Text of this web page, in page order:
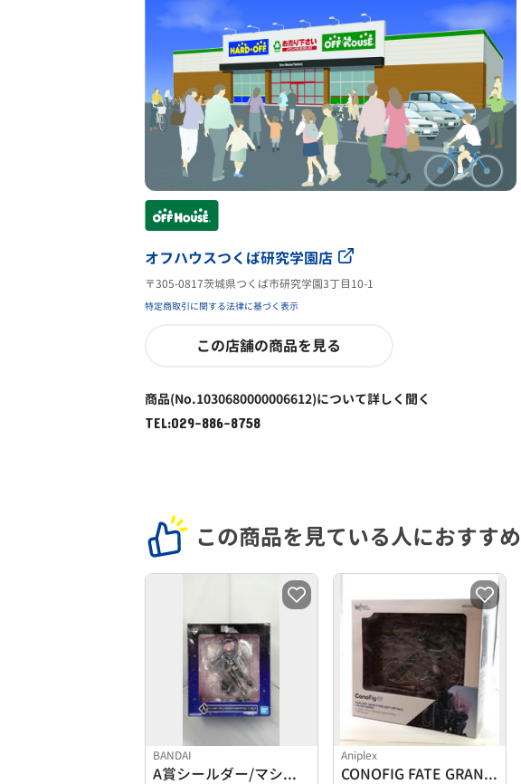
オフハウスつくば研究学園店
〒305-0817茨城県つくば市研究学園3丁目10-1
特定商取引に関する法律に基づく表示
この店舗の商品を見る
商品(No.1030680000006612)について詳しく聞く
TEL:029-886-8758
この商品を見ている人におすすめ
BANDAI
A賞シールダー/マシュ・キリエライト[オルテナウス]フィギュ
Aniplex
CONOFIG FATE GRAND ORDER